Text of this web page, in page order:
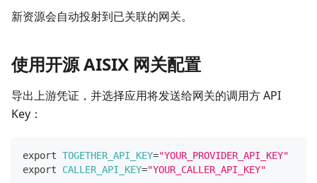
新资源会自动投射到已关联的网关。
使用开源 AISIX 网关配置
导出上游凭证，并选择应用将发送给网关的调用方 API
Key：
export TOGETHER_API_KEY="YOUR_PROVIDER_API_KEY"
export
CALLER_API_KEY="YOUR_CALLER_API_KEY"